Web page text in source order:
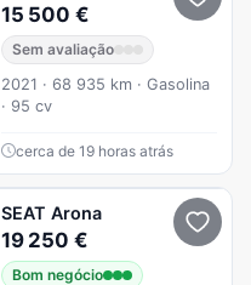
15 500 €
Sem avaliação
2021 · 68 935 km · Gasolina
· 95 cv
cerca de 19 horas atrás
SEAT Arona
19 250 €
Bom negócio